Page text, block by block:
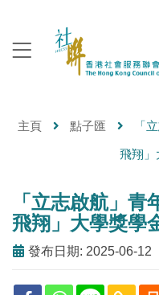
主頁 點子匯 「
飛翔」
「立志啟航」
飛翔」大學獎學
發布日期: 2025-06-12